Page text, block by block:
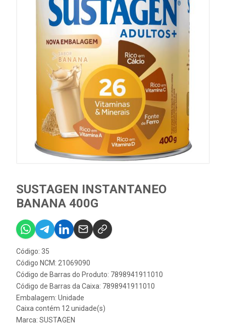
SUSTAGEN INSTANTANEO
BANANA 400G
Código: 35
Código NCM: 21069090
Código de Barras do Produto: 7898941911010
Código de Barras da Caixa: 7898941911010
Embalagem: Unidade
Caixa contém 12 unidade(s)
Marca: SUSTAGEN